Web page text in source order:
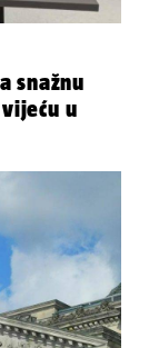
snažnu
u